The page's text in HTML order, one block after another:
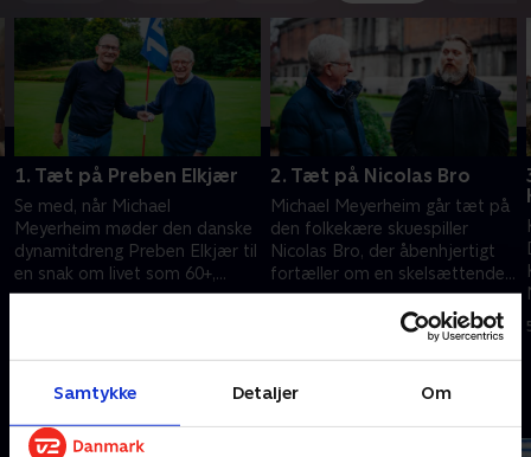
Samtykke Detaljer Om
1. Tæt på Preben Elkjær
Se med, når Michael
Meyerheim møder den danske
dynamitdreng Preben Elkjær til
en snak om livet som 60+,
inden han udfordrer ham til en
2. Tæt på Nicolas Bro
Michael Meyerheim går tæt på
den folkekære skuespiller
Nicolas Bro, der åbenhjertigt
fortæller om en skelsættende
oplevelse midt på scenen på
Andre så også